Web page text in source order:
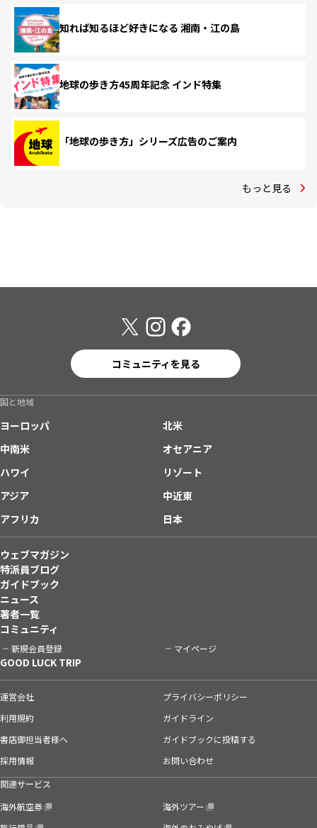
知れば知るほど好きになる 湘南・江の島
地球の歩き方45周年記念 インド特集
「地球の歩き方」シリーズ広告のご案内
もっと見る
コミュニティを見る
国と地域
ヨーロッパ
北米
中南米
オセアニア
ハワイ
リゾート
アジア
中近東
アフリカ
日本
ウェブマガジン
特派員ブログ
ガイドブック
ニュース
著者一覧
コミュニティ
新規会員登録 マイページ
GOOD LUCK TRIP
運営会社
プライバシーポリシー
利用規約
ガイドライン
書店御担当者様へ
ガイドブックに投稿する
採用情報
お問い合わせ
関連サービス
海外航空券
海外ツアー